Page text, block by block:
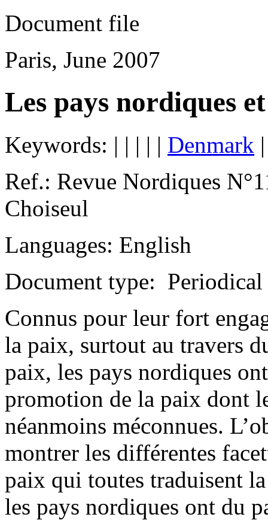
Document file
Paris, June 2007
Les pays nordiques
Keywords: | | | | | Denmark
Ref.: Revue Nordiques
Choiseul
Languages: English
Document type: Periodical
Connus pour leur fort
la paix, surtout au travers
paix, les pays nordiques
promotion de la paix dont
néanmoins méconnues.
montrer les différentes
paix qui toutes traduisent
les pays nordiques ont du